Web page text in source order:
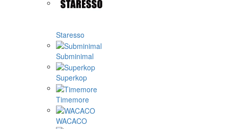
Staresso
Subminimal
Superkop
Timemore
WACACO